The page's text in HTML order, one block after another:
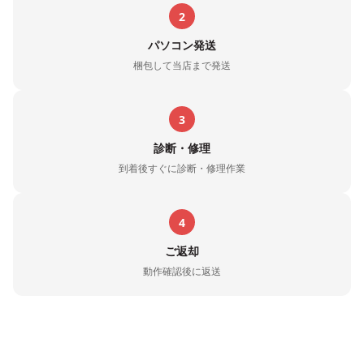
2
パソコン発送
梱包して当店まで発送
3
診断・修理
到着後すぐに診断・修理作業
4
ご返却
動作確認後に返送